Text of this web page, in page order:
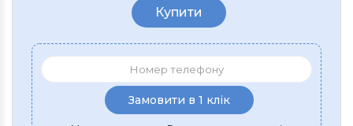
Купити
Замовити в 1 клік